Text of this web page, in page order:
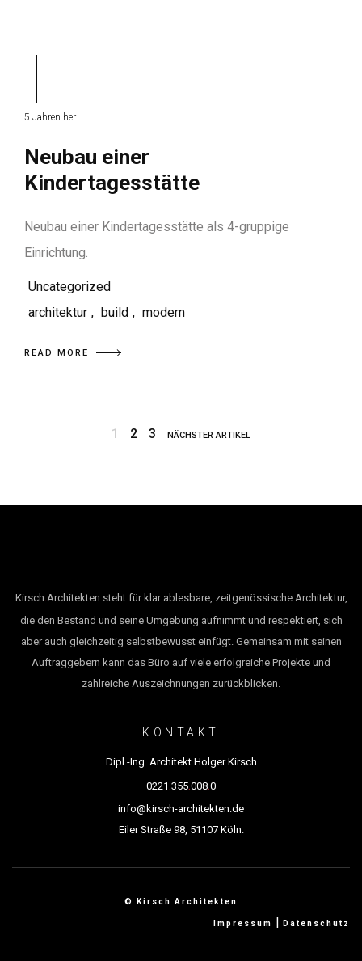
5 Jahren her
Neubau einer
Kindertagesstätte
Neubau einer Kindertagesstätte als 4-gruppige
Einrichtung.
Uncategorized
architektur , build , modern
READ MORE
1 2 3 NÄCHSTER ARTIKEL
Kirsch.Architekten steht für klar ablesbare, zeitgenössische Architektur,
die den Bestand und seine Umgebung aufnimmt und respektiert, sich
aber auch gleichzeitig selbstbewusst einfügt. Gemeinsam mit seinen
Auftraggebern kann das Büro auf viele erfolgreiche Projekte und
zahlreiche Auszeichnungen zurückblicken.
KONTAKT
Dipl.-Ing. Architekt Holger Kirsch
0221 .355.008.0
info@kirsch-architekten.de
Eiler Straße 98, 51107 Köln.
© Kirsch Architekten
Impressum | Datenschutz